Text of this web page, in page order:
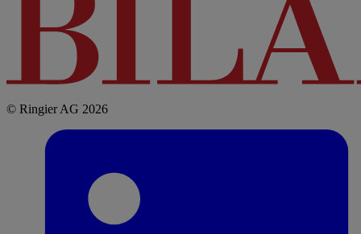
© Ringier AG 2026